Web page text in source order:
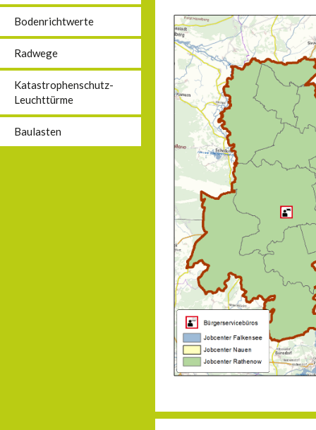
Bodenrichtwerte
Radwege
Katastrophenschutz-
Leuchttürme
Baulasten